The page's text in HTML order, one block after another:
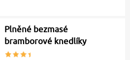
Plněné bezmasé
bramborové knedlíky